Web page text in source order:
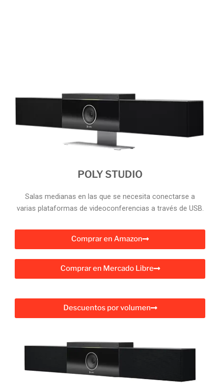
POLY STUDIO
Salas medianas en las que se necesita conectarse a
varias plataformas de videoconferencias a través de USB.
Comprar en Amazon
Comprar en Mercado Libre
Descuentos por volumen